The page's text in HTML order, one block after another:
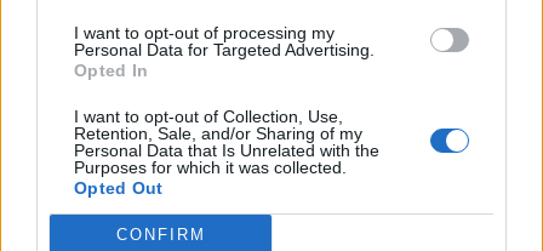
I want to opt-out of processing my
Personal Data for Targeted Advertising.
Opted In
I want to opt-out of Collection, Use,
Retention, Sale, and/or Sharing of my
Personal Data that Is Unrelated with the
Purposes for which it was collected.
Opted Out
CONFIRM
Médiatér
Liget
Krónika
Bihari Napló
Erdélyi Napló